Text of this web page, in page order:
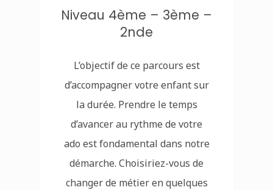
Niveau 4ème – 3ème –
2nde
L’objectif de ce parcours est
d’accompagner votre enfant sur
la durée. Prendre le temps
d’avancer au rythme de votre
ado est fondamental dans notre
démarche. Choisiriez-vous de
changer de métier en quelques